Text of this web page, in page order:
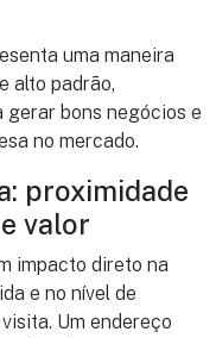
uma maneira
alto padrão,
bons negócios e
no mercado.
proximidade
valor
impacto direto na
e no nível de
Um endereço